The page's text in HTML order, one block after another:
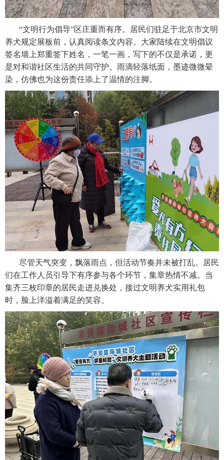
“文明行为倡导”区庄重而有序。居民们驻足于北京市文明
养犬规定展板前，认真阅读条文内容。大家陆续在文明倡议
签名墙上郑重签下姓名，一笔一画，写下的不仅是承诺，更
是对和谐社区生活的共同守护。雨滴轻落纸面，墨迹微微晕
染，仿佛也为这份责任添上了温情的注脚。
尽管天气突变，飘落雨点，但活动节奏并未被打乱。居民
们在工作人员引导下有序参与各个环节，集章热情不减。当
集齐三枚印章的居民走进兑换处，接过文明养犬实用礼包
时，脸上洋溢着满足的笑容。